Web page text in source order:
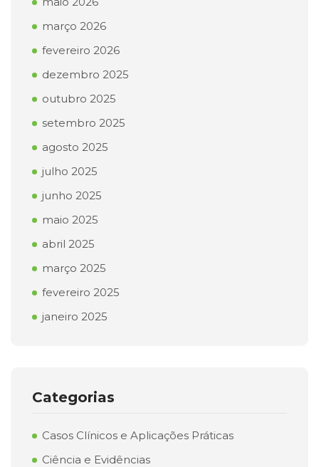
março 2026
fevereiro 2026
dezembro 2025
outubro 2025
setembro 2025
agosto 2025
julho 2025
junho 2025
maio 2025
abril 2025
março 2025
fevereiro 2025
janeiro 2025
Categorias
Casos Clínicos e Aplicações Práticas
Ciência e Evidências